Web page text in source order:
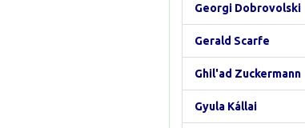
Georgi Dobrovolski
Gerald Scarfe
Ghil'ad Zuckermann
Gyula Kállai